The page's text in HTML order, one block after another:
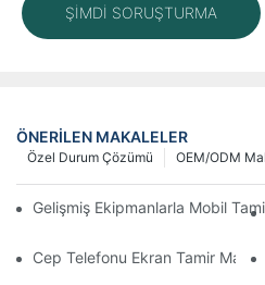
ŞIMDI SORUŞTURMA
ÖNERILEN MAKALELER
OEM/ODM
Özel Durum Çözümü
Gelişmiş Ekipmanlarla Mobil
Cep Telefonu Ekran Tamir